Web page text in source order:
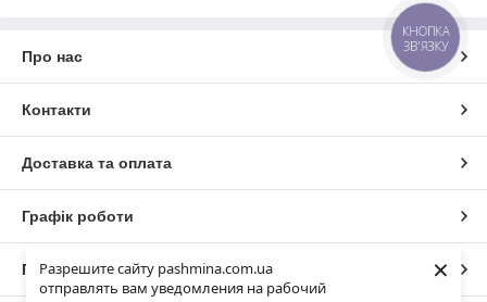
Разрешите сайту pashmina.com.ua
отправлять вам уведомления на рабочий
×
Про нас
Контакти
Доставка та оплата
Графік роботи
Повна версія сайту
КНОПКА
ЗВ'ЯЗКУ